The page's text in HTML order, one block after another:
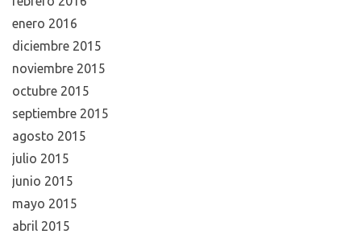
enero 2016
diciembre 2015
noviembre 2015
octubre 2015
septiembre 2015
agosto 2015
julio 2015
junio 2015
mayo 2015
abril 2015